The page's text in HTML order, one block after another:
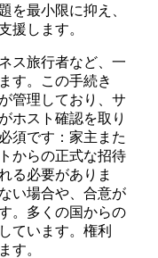
を最小限に抑え、
援します。
ス旅行者など、一
す。この手続き
管理しており、サ
ホスト確認を取り
須です：家主また
からの正式な招待
る必要がありま
い場合や、合意が
。多くの国からの
ています。権利
す。